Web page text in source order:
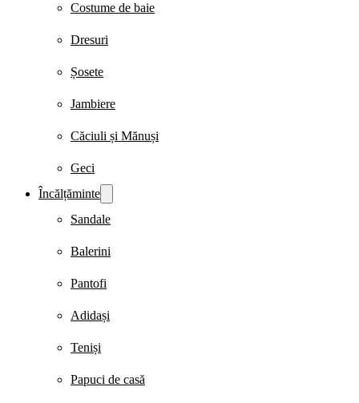
Costume de baie
Dresuri
Șosete
Jambiere
Căciuli și Mănuși
Geci
Încălțăminte
Sandale
Balerini
Pantofi
Adidași
Teniși
Papuci de casă